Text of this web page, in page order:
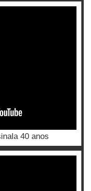
40 anos